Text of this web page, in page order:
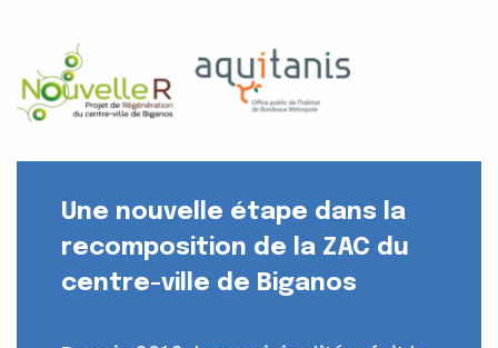
Une nouvelle étape dans la
recomposition de la ZAC du
centre-ville de Biganos